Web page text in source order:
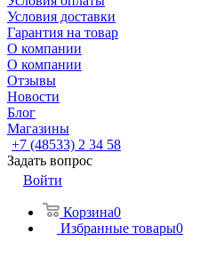
Условия доставки
Гарантия на товар
О компании
О компании
Отзывы
Новости
Блог
Магазины
+7 (48533) 2 34 58
Задать вопрос
Войти
Корзина0
Избранные товары0